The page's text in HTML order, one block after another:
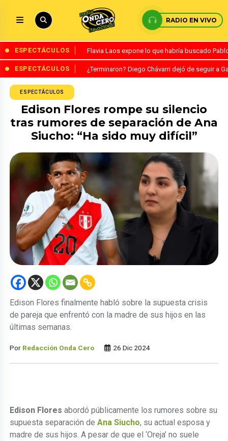
RADIO EN VIVO
ESPECTÁCULOS Flavia Laos expone lo que habría buscado
ESPECTÁCULOS ¿Terminaron? Diego Chávarri dejó de seguir a
ESPECTÁCULOS
Edison Flores rompe su silencio
tras rumores de separación de Ana
Siucho: “Ha sido muy difícil”
Edison Flores finalmente habló sobre la supuesta crisis
de pareja que enfrentó con la madre de sus hijos en las
últimas semanas.
Por Redacción Onda Cero 26 Dic 2024
Edison Flores abordó públicamente los rumores sobre su
supuesta separación deAna Siucho, su actual esposa y
madre de sus hijos. A pesar de que el ‘Oreja’ no suele